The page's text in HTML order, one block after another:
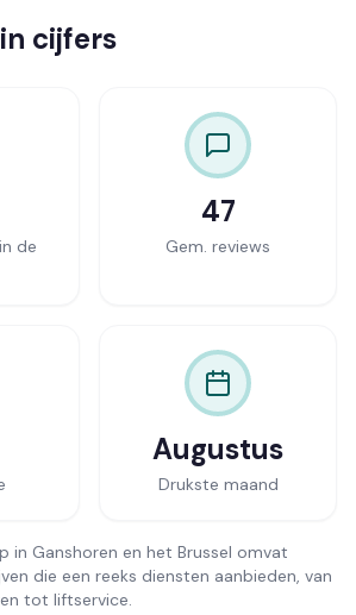
cijfers
de
47
Gem. reviews
Augustus
Drukste maand
in Ganshoren en het Brussel omvat
die een reeks diensten aanbieden, van
tot liftservice.